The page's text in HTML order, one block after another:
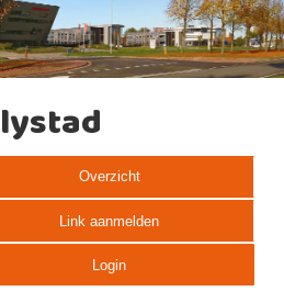
Overzicht
Link aanmelden
Login